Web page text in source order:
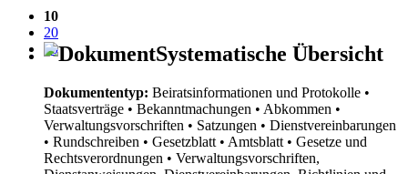
10
20
50
Systematische Übersicht
Dokumententyp: Beiratsinformationen und Protokolle •
Staatsverträge • Bekanntmachungen • Abkommen •
Verwaltungsvorschriften • Satzungen • Dienstvereinbarungen
• Rundschreiben • Gesetzblatt • Amtsblatt • Gesetze und
Rechtsverordnungen • Verwaltungsvorschriften,